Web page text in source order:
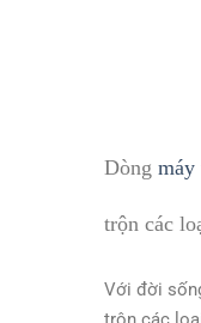
Dòng máy
trộn các
Với đời